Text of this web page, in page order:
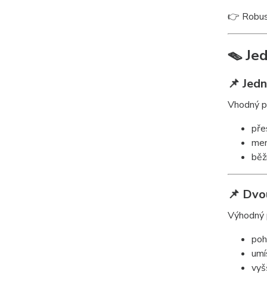
👉
🪤
📌
Vhodný
📌
Výhodný